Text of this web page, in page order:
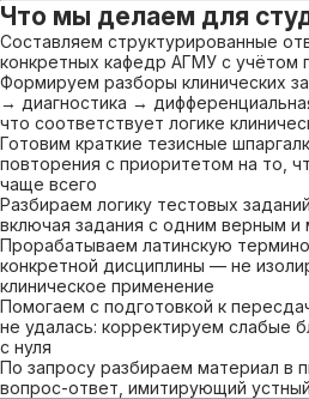
Что мы делаем для
Составляем структурированные
конкретных кафедр АГМУ с учётом
Формируем разборы клинических
→ диагностика →
что соответствует логике
Готовим краткие тезисные
повторения с приоритетом на то,
чаще всего
Разбираем логику тестовых
включая задания с одним верным
Прорабатываем латинскую
конкретной дисциплины — не
клиническое применение
Помогаем с подготовкой к
не удалась: корректируем слабые
с нуля
По запросу разбираем материал в
вопрос-ответ, имитирующий